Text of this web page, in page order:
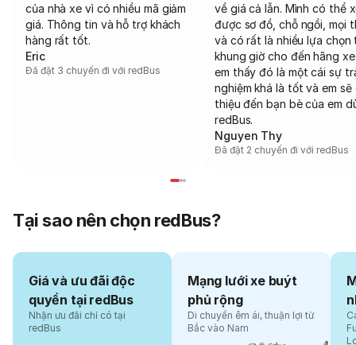
của nhà xe vì có nhiều mã giảm
giá. Thông tin và hỗ trợ khách
hàng rất tốt.
Eric
Đã đặt 3 chuyến đi với redBus
về giá cả lẫn. Mình có thể
được sơ đồ, chỗ ngồi, mọi
và có rất là nhiều lựa chọn
khung giờ cho đến hãng
em thấy đó là một cái sự
nghiệm khá là tốt và em sẽ
thiệu đến bạn bè của em
redBus.
Nguyen Thy
Đã đặt 2 chuyến đi với redBus
Tại sao nên chọn redBus?
Giá và ưu đãi độc
quyền tại redBus
Nhận ưu đãi chỉ có tại
redBus
Mạng lưới xe buýt
phủ rộng
Di chuyển êm ái, thuận lợi từ
Bắc vào Nam